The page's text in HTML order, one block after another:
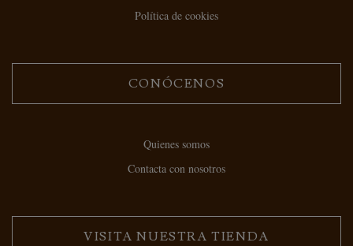
Política de cookies
CONÓCENOS
Quienes somos
Contacta con nosotros
VISITA NUESTRA TIENDA